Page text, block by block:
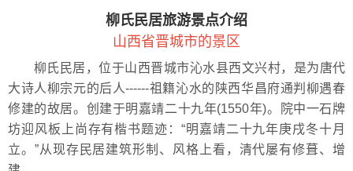
柳氏民居旅游景点介绍
山西省晋城市的景区
柳氏民居，位于山西晋城市沁水县西文兴村，是为唐代
大诗人柳宗元的后人------祖籍沁水的陕西华昌府通判柳遇春
修建的故居。创建于明嘉靖二十九年(1550年)。院中一石牌
坊迎风板上尚存有楷书题迹：“明嘉靖二十九年庚戌冬十月
立。”从现存民居建筑形制、风格上看，清代屡有修葺、增